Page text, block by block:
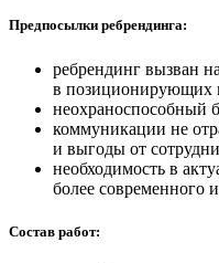
Предпосылки ребрендинга:
ребрендинг вызван
в позиционирующих
неохраноспособный
коммуникации не
и выгоды от
необходимость в
более современного
Состав работ: